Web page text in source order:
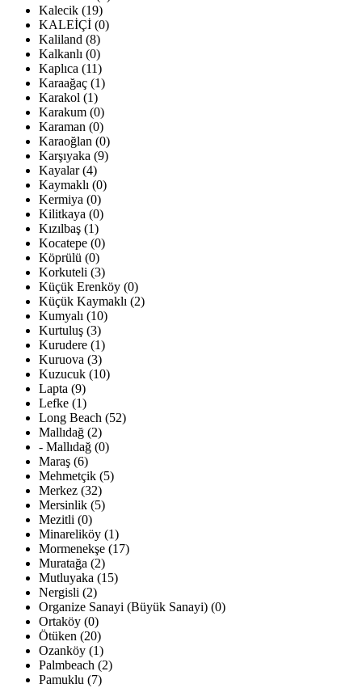
Kalecik (19)
KALEİÇİ (0)
Kaliland (8)
Kalkanlı (0)
Kaplıca (11)
Karaağaç (1)
Karakol (1)
Karakum (0)
Karaman (0)
Karaoğlan (0)
Karşıyaka (9)
Kayalar (4)
Kaymaklı (0)
Kermiya (0)
Kilitkaya (0)
Kızılbaş (1)
Kocatepe (0)
Köprülü (0)
Korkuteli (3)
Küçük Erenköy (0)
Küçük Kaymaklı (2)
Kumyalı (10)
Kurtuluş (3)
Kurudere (1)
Kuruova (3)
Kuzucuk (10)
Lapta (9)
Lefke (1)
Long Beach (52)
Mallıdağ (2)
- Mallıdağ (0)
Maraş (6)
Mehmetçik (5)
Merkez (32)
Mersinlik (5)
Mezitli (0)
Minareliköy (1)
Mormenekşe (17)
Muratağa (2)
Mutluyaka (15)
Nergisli (2)
Organize Sanayi (Büyük Sanayi) (0)
Ortaköy (0)
Ötüken (20)
Ozanköy (1)
Palmbeach (2)
Pamuklu (7)